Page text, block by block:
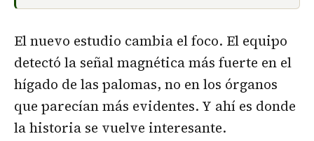
El nuevo estudio cambia el foco. El equipo
detectó la señal magnética más fuerte en el
hígado de las palomas, no en los órganos
que parecían más evidentes. Y ahí es donde
la historia se vuelve interesante.